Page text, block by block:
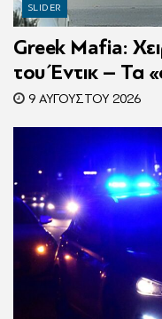
SLIDER
Greek Mafia:
του Έντικ – Τα
ρωσόφωνης
υπερπολυτελές
9 ΑΥΓΟΎΣΤΟΥ 2026